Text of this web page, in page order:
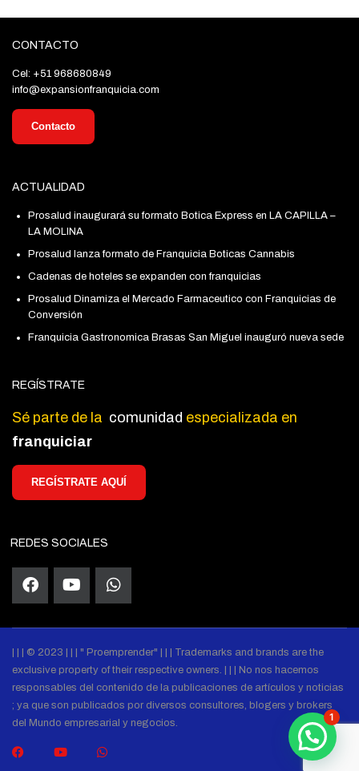
CONTACTO
Cel: +51 968680849
info@expansionfranquicia.com
Contacto
ACTUALIDAD
Prosalud inaugurará su formato Botica Express en LA CAPILLA –
LA MOLINA
Prosalud lanza formato de Franquicia Boticas Cannabis
Cadenas de hoteles se expanden con franquicias
Prosalud Dinamiza el Mercado Farmaceutico con Franquicias de
Conversión
Franquicia Gastronomica Brasas San Miguel inauguró nueva sede
REGÍSTRATE
Sé parte de la comunidad especializada en
franquiciar
REGÍSTRATE AQUÍ
REDES SOCIALES
| | | © 2023 | | | " Proemprender" | | | Trademarks and brands are the
exclusive property of their respective owners. | | | No nos hacemos
responsables del contenido de la publicaciones de artículos y noticias
; ya que son publicados por diversos consultores, blogers y brokers
del Mundo empresarial y negocios.
1